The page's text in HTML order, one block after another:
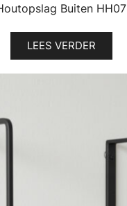
Buiten HH07
LEES VERDER